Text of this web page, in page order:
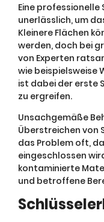
Eine
unerlässlich, um
Kleinere Flächen
werden, doch bei
von Experten
wie beispielsweise
ist dabei der erste
zu ergreifen.
Unsachgemäße
Überstreichen von
das Problem oft,
eingeschlossen
kontaminierte
und betroffene